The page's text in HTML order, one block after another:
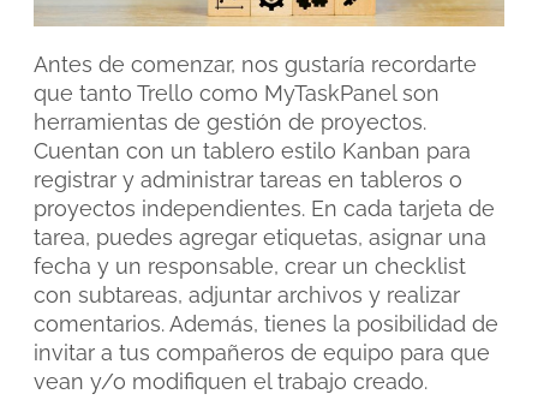
Antes de comenzar, nos gustaría recordarte
que tanto Trello como MyTaskPanel son
herramientas de gestión de proyectos.
Cuentan con un tablero estilo Kanban para
registrar y administrar tareas en tableros o
proyectos independientes. En cada tarjeta de
tarea, puedes agregar etiquetas, asignar una
fecha y un responsable, crear un checklist
con subtareas, adjuntar archivos y realizar
comentarios. Además, tienes la posibilidad de
invitar a tus compañeros de equipo para que
vean y/o modifiquen el trabajo creado.